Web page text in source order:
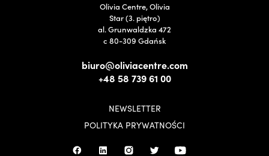
Olivia Centre, Olivia
Star (3. piętro)
al. Grunwaldzka 472
c 80-309 Gdańsk
biuro@oliviacentre.com
+48 58 739 61 00
NEWSLETTER
POLITYKA PRYWATNOŚCI